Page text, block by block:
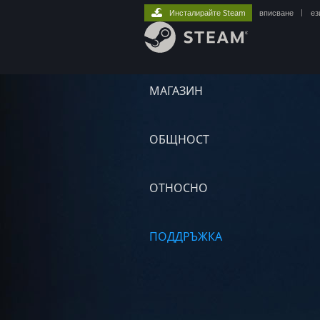
МАГАЗИН
ОБЩНОСТ
ОТНОСНО
ПОДДРЪЖКА
Инсталирайте Steam вписване